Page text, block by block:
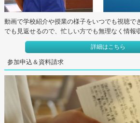
動画で学校紹介や授業の様子をいつでも視聴で
でも見返せるので、忙しい方でも無理なく情報
詳細はこちら
参加申込＆資料請求